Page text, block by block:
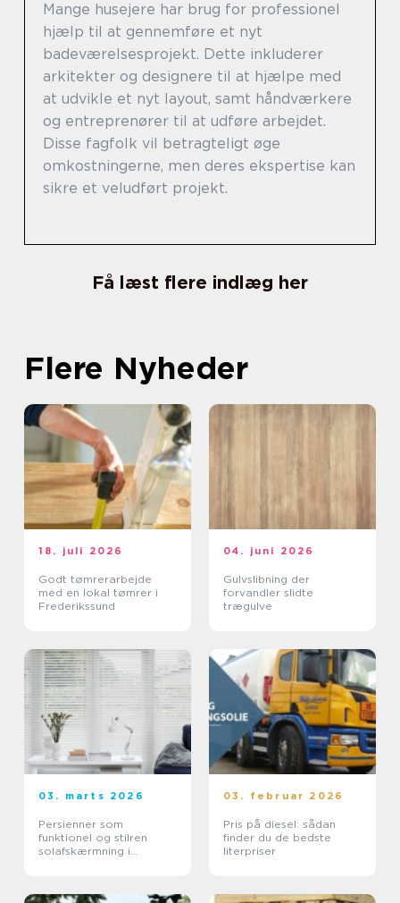
Mange husejere har brug for professionel
hjælp til at gennemføre et nyt
badeværelsesprojekt. Dette inkluderer
arkitekter og designere til at hjælpe med
at udvikle et nyt layout, samt håndværkere
og entreprenører til at udføre arbejdet.
Disse fagfolk vil betragteligt øge
omkostningerne, men deres ekspertise kan
sikre et veludført projekt.
Få læst flere indlæg her
Flere Nyheder
18. juli 2026
Godt tømrerarbejde
med en lokal tømrer i
Frederikssund
04. juni 2026
Gulvslibning der
forvandler slidte
trægulve
03. marts 2026
Persienner som
funktionel og stilren
solafskærmning i
03. februar 2026
Pris på diesel: sådan
finder du de bedste
literpriser